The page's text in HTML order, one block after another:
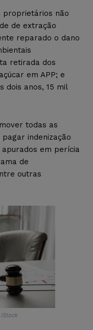
proprietários não
de extração
reparado o dano
retirada dos
em APP; e
dois anos, 15 mil
todas as
indenização
em perícia
de
outras